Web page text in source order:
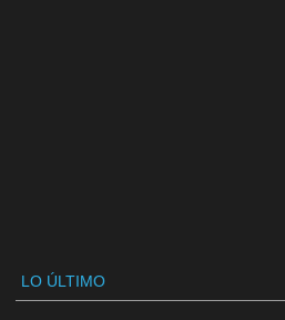
LO ÚLTIMO